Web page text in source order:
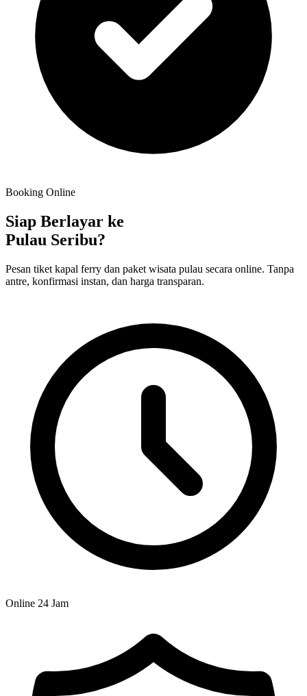
Booking Online
Siap Berlayar ke
Pulau Seribu?
Pesan tiket kapal ferry dan paket wisata pulau secara online. Tanpa
antre, konfirmasi instan, dan harga transparan.
Online 24 Jam